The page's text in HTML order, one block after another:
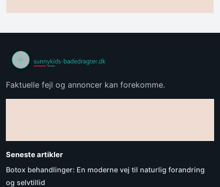
Faktuelle fejl og annoncer kan forekomme.
Seneste artikler
Botox behandlinger: En moderne vej til naturlig forandring
og selvtillid